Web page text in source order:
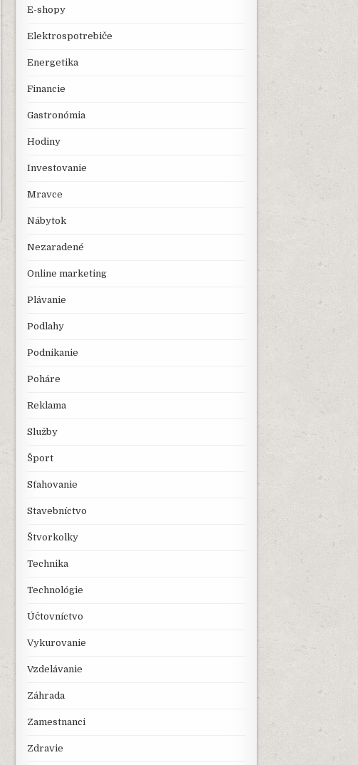
E-shopy
Elektrospotrebiče
Energetika
Financie
Gastronómia
Hodiny
Investovanie
Mravce
Nábytok
Nezaradené
Online marketing
Plávanie
Podlahy
Podnikanie
Poháre
Reklama
Služby
Šport
Sťahovanie
Stavebníctvo
Štvorkolky
Technika
Technológie
Účtovníctvo
Vykurovanie
Vzdelávanie
Záhrada
Zamestnanci
Zdravie